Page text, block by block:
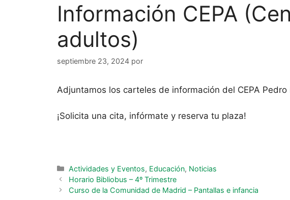
Información CEPA
adultos)
septiembre 23, 2024 por
Adjuntamos los carteles de información del CEPA
¡Solicita una cita, infórmate y reserva tu plaza!
Actividades y Eventos, Educación, Noticias
Horario Bibliobus – 4º Trimestre
Curso de la Comunidad de Madrid – Pantallas e infancia